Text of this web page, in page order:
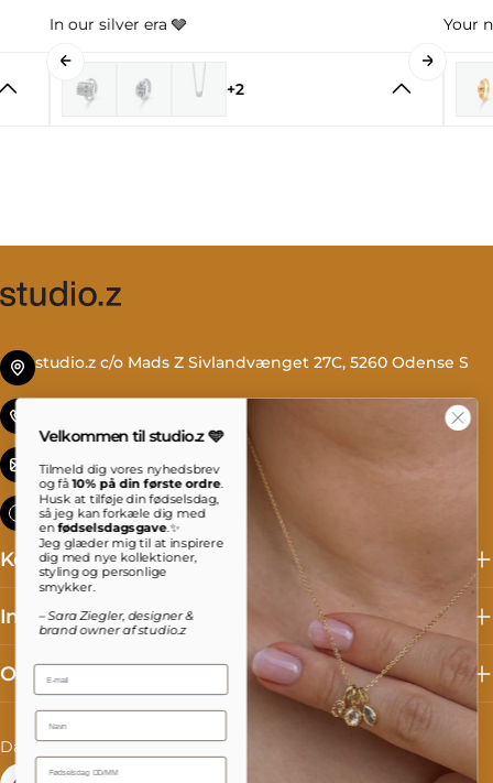
In our silver era 🩶
+2
Your
studio.z c/o Mads Z Sivlandvænget 27C, 5260 Odense S
info@studioz.dk
Mandag til torsdag: 8 - 16 Fredag: 8 - 15:30
Kollektioner
Information
Om studio.z
S
Dansk
L
Danmark (DKK kr.)
Velkommen til studio.z 🩵
Tilmeld dig vores nyhedsbrev
og få10% på din første ordre.
Husk at tilføje din fødselsdag,
så jeg kan forkæle dig med
enfødselsdagsgave.✨
Jeg glæder mig til at inspirere
dig med nye kollektioner,
styling og personlige
smykker.
– Sara Ziegler, designer &
brand owner af studio.z
Email
Name